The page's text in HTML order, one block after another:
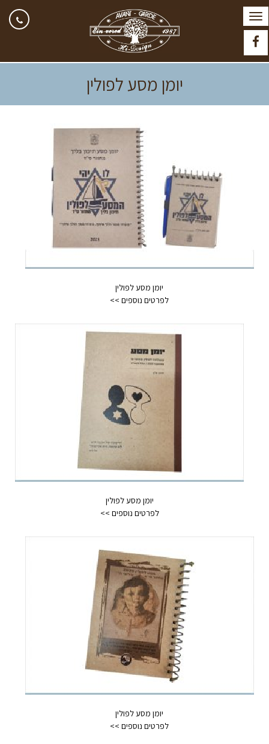
Facebook
תפריט
יומן מסע לפולין
יומן מסע לפולין
יומן מסע לפולין
יומן מסע לפולין